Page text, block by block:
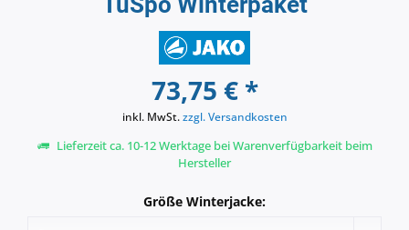
73,75 € *
inkl. MwSt.zzgl. Versandkosten
Lieferzeit ca. 10-12 Werktage bei Warenverfügbarkeit beim
Hersteller
Größe Winterjacke: